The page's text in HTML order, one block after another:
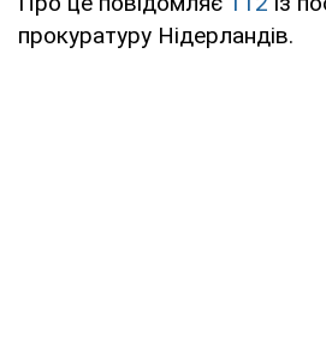
прокуратуру Нідерландів.